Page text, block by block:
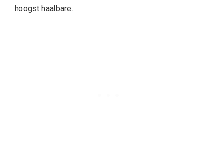
hoogst haalbare.